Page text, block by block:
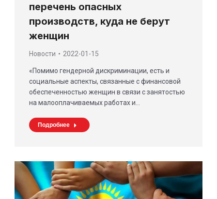
перечень опасных
производств, куда не берут
женщин
Новости 2022-01-15
«Помимо гендерной дискриминации, есть и
социальные аспекты, связанные с финансовой
обеспеченностью женщин в связи с занятостью
на малооплачиваемых работах и…
Подробнее